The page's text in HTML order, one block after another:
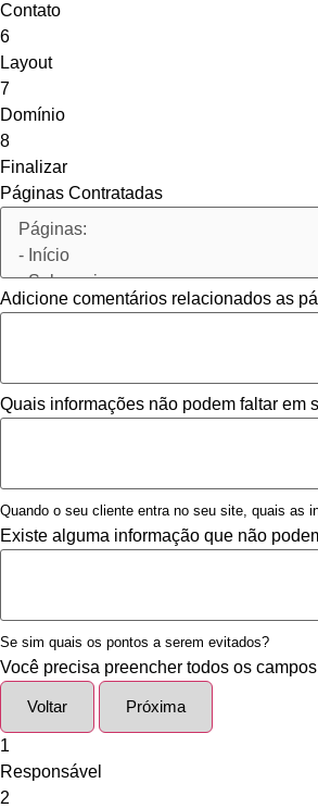
Contato
6
Layout
7
Domínio
8
Finalizar
Páginas Contratadas
Adicione comentários relacionados as
Quais informações não podem faltar em
Quando o seu cliente entra no seu site, quais as
Existe alguma informação que não
Se sim quais os pontos a serem evitados?
Você precisa preencher todos os campos
Voltar Próxima
1
Responsável
2